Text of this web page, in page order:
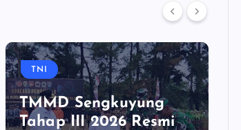
TNI
TMMD Sengkuyung
Tahap III 2026 Resmi